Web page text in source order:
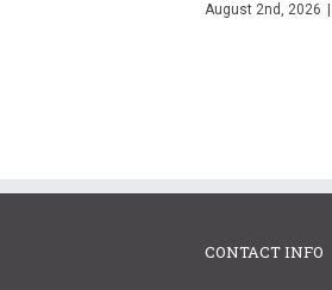
Κάνετε Ξανά
CONTACT INFO